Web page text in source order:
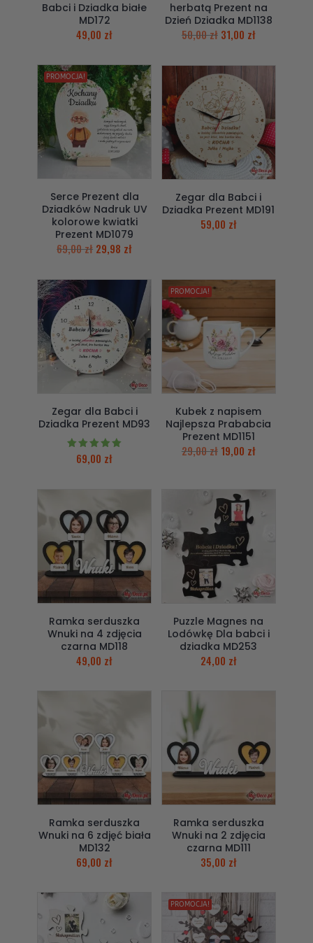
Babci i Dziadka białe
MD172
49,00 zł
herbatą Prezent na
Dzień Dziadka MD1138
50,00zł 31,00 zł
PROMOCJA!
Serce Prezent dla
Dziadków Nadruk UV
kolorowe kwiatki
Prezent MD1079
69,00zł 29,98 zł
Zegar dla Babci i
Dziadka Prezent MD191
59,00 zł
Zegar dla Babci i
Dziadka Prezent MD93
Oceniono
5.00
69,00 zł
PROMOCJA!
Kubek z napisem
Najlepsza Prababcia
Prezent MD1151
29,00zł 19,00 zł
Ramka serduszka
Wnuki na 4 zdjęcia
czarna MD118
49,00 zł
Puzzle Magnes na
Lodówkę Dla babci i
dziadka MD253
24,00 zł
Ramka serduszka
Wnuki na 6 zdjęć biała
MD132
69,00 zł
Ramka serduszka
Wnuki na 2 zdjęcia
czarna MD111
35,00 zł
PROMOCJA!